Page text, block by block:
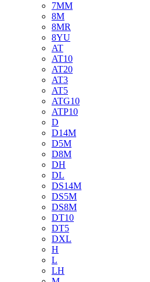
7MM
8M
8MR
8YU
AT
AT10
AT20
AT3
AT5
ATG10
ATP10
D
D14M
D5M
D8M
DH
DL
DS14M
DS5M
DS8M
DT10
DT5
DXL
H
L
LH